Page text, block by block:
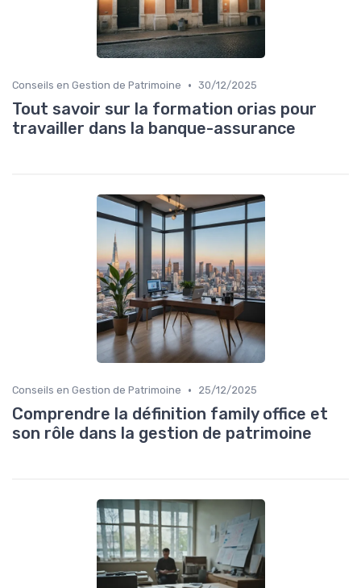
Conseils en Gestion de Patrimoine • 30/12/2025
Tout savoir sur la formation orias pour
travailler dans la banque-assurance
Conseils en Gestion de Patrimoine • 25/12/2025
Comprendre la définition family office et
son rôle dans la gestion de patrimoine